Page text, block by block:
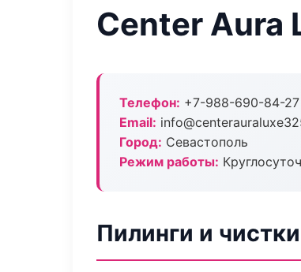
Center Aura
Телефон: +7-988-690-84-27
Email:
Город: Севастополь
Режим работы:
Пилинги и